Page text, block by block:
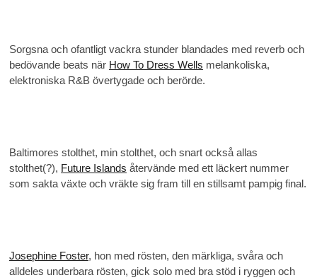
Sorgsna och ofantligt vackra stunder blandades med reverb och
bedövande beats när How To Dress Wells melankoliska,
elektroniska R&B övertygade och berörde.
Baltimores stolthet, min stolthet, och snart också allas
stolthet(?), Future Islands återvände med ett läckert nummer
som sakta växte och vräkte sig fram till en stillsamt pampig final.
Josephine Foster, hon med rösten, den märkliga, svåra och
alldeles underbara rösten, gick solo med bra stöd i ryggen och